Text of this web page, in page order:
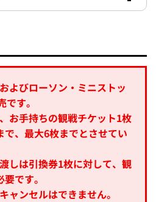
よびローソン・ミニストッ
す。
お手持ちの観戦チケット1枚
で、最大6枚までとさせてい
しは引換券1枚に対して、観
です。
ャンセルはできません。